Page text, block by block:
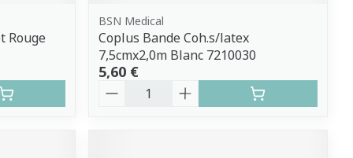
Rouge
BSN Medical
Coplus Bande Coh.s/latex
7,5cmx2,0m Blanc 7210030
5,60 €
Quantité